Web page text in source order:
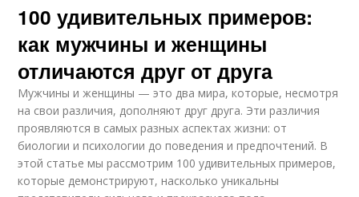
100 удивительных примеров:
как мужчины и женщины
отличаются друг от друга
Мужчины и женщины — это два мира, которые, несмотря
на свои различия, дополняют друг друга. Эти различия
проявляются в самых разных аспектах жизни: от
биологии и психологии до поведения и предпочтений. В
этой статье мы рассмотрим 100 удивительных примеров,
которые демонстрируют, насколько уникальны